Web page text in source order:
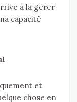
à la gérer
capacité
et
chose en